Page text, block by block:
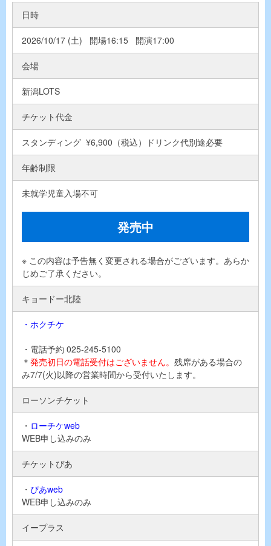
日時
2026/10/17 (土) 開場16:15 開演17:00
会場
新潟LOTS
チケット代金
スタンディング ¥6,900（税込）ドリンク代別途必要
年齢制限
未就学児童入場不可
発売中
※ この内容は予告無く変更される場合がございます。あらか
じめご了承ください。
キョードー北陸
・ホクチケ
・電話予約 025-245-5100
＊ 発売初日の電話受付はございません。 残席がある場合の
み7/7(火)以降の営業時間から受付いたします。
ローソンチケット
・ ローチケweb
WEB申し込みのみ
チケットぴあ
・ ぴあweb
WEB申し込みのみ
イープラス